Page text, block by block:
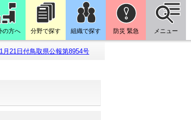
の方へ 分野で探す 組織で探す 防災 緊急 メニュー
月21日付鳥取県公報第8954号